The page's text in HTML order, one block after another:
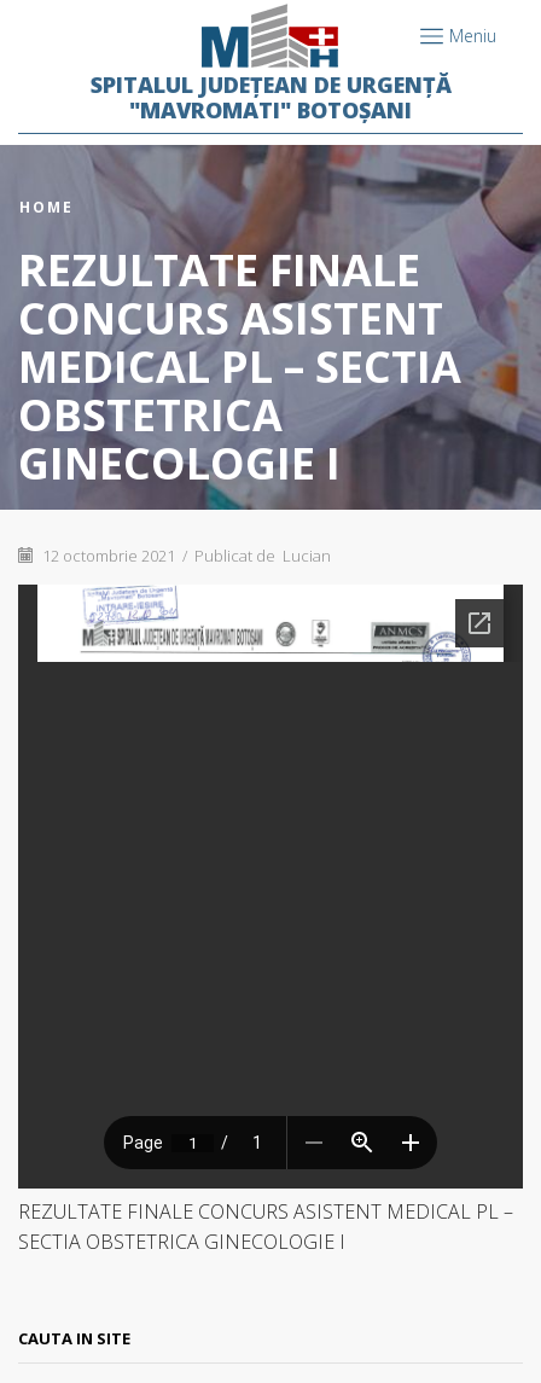
Meniu
SPITALUL JUDEȚEAN DE URGENȚĂ
"MAVROMATI" BOTOȘANI
HOME
REZULTATE FINALE
CONCURS ASISTENT
MEDICAL PL – SECTIA
OBSTETRICA
GINECOLOGIE I
12 octombrie 2021 / Publicat de Lucian
REZULTATE FINALE CONCURS ASISTENT MEDICAL PL –
SECTIA OBSTETRICA GINECOLOGIE I
CAUTA IN SITE